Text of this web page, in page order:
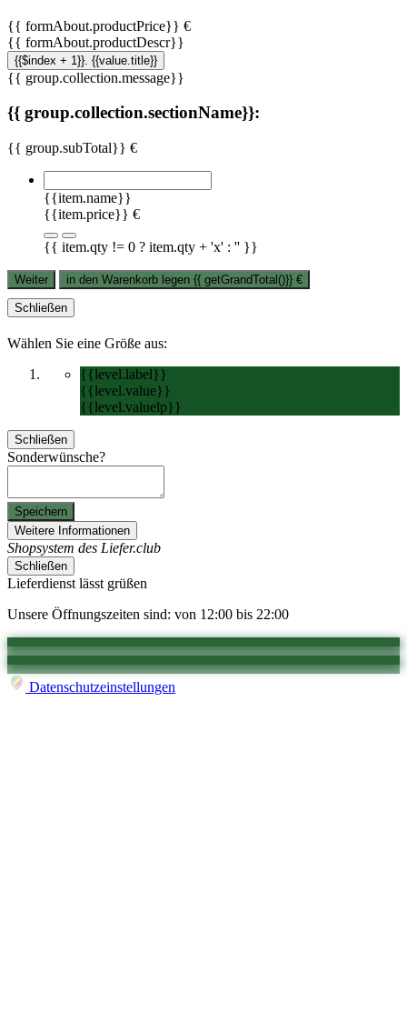
{{ formAbout.productPrice}} €
{{ formAbout.productDescr}}
{{$index + 1}}. {{value.title}}
{{ group.collection.message}}
{{ group.collection.sectionName}}:
{{ group.subTotal}} €
{{item.name}}
{{item.price}} €
{{ item.qty != 0 ? item.qty + 'x' : '' }}
Weiter in den Warenkorb legen {{ getGrandTotal()}} €
Schließen
Wählen Sie eine Größe aus:
{{level.label}}
{{level.value}}
{{level.valuelp}}
Schließen
Sonderwünsche?
Speichern
Weitere Informationen
Shopsystem des Liefer.club
Schließen
Lieferdienst lässt grüßen
Unsere Öffnungszeiten sind: von 12:00 bis 22:00
Datenschutzeinstellungen